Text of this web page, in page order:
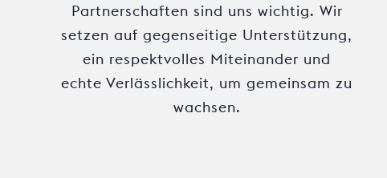
Partnerschaften sind uns wichtig. Wir
setzen auf gegenseitige Unterstützung,
ein respektvolles Miteinander und
echte Verlässlichkeit, um gemeinsam zu
wachsen.